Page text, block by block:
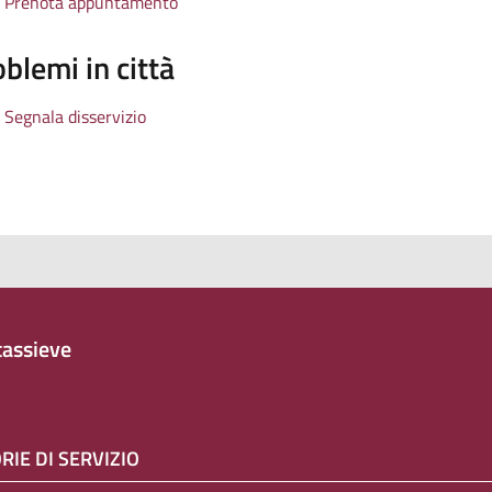
in città
Segnala disservizio
DI SERVIZIO